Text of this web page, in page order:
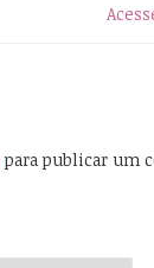
para publicar um